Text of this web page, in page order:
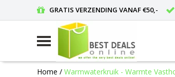
GRATIS VERZENDING VANAF €50,-
Home / Warmwaterkruik - Warmte